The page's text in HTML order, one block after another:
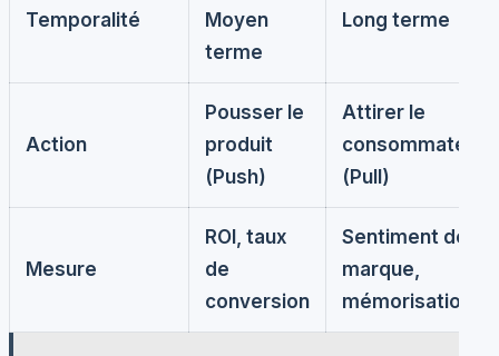
Temporalité
Moyen
terme
Long terme
Action
Pousser le
produit
(Push)
Attirer le
consommateur
(Pull)
Mesure
ROI, taux
de
conversion
Sentiment de
marque,
mémorisation